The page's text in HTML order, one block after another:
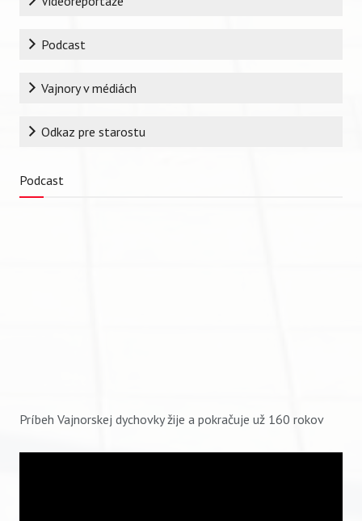
Podcast
Vajnory v médiách
Odkaz pre starostu
Podcast
Príbeh Vajnorskej dychovky žije a pokračuje už 160 rokov